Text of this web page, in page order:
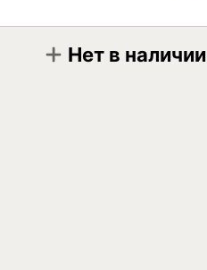
Нет в наличии